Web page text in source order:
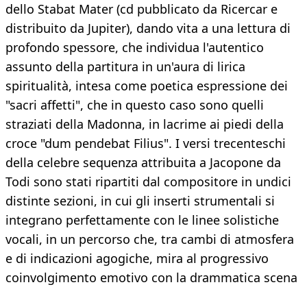
dello Stabat Mater (cd pubblicato da Ricercar e
distribuito da Jupiter), dando vita a una lettura di
profondo spessore, che individua l'autentico
assunto della partitura in un'aura di lirica
spiritualità, intesa come poetica espressione dei
"sacri affetti", che in questo caso sono quelli
straziati della Madonna, in lacrime ai piedi della
croce "dum pendebat Filius". I versi trecenteschi
della celebre sequenza attribuita a Jacopone da
Todi sono stati ripartiti dal compositore in undici
distinte sezioni, in cui gli inserti strumentali si
integrano perfettamente con le linee solistiche
vocali, in un percorso che, tra cambi di atmosfera
e di indicazioni agogiche, mira al progressivo
coinvolgimento emotivo con la drammatica scena